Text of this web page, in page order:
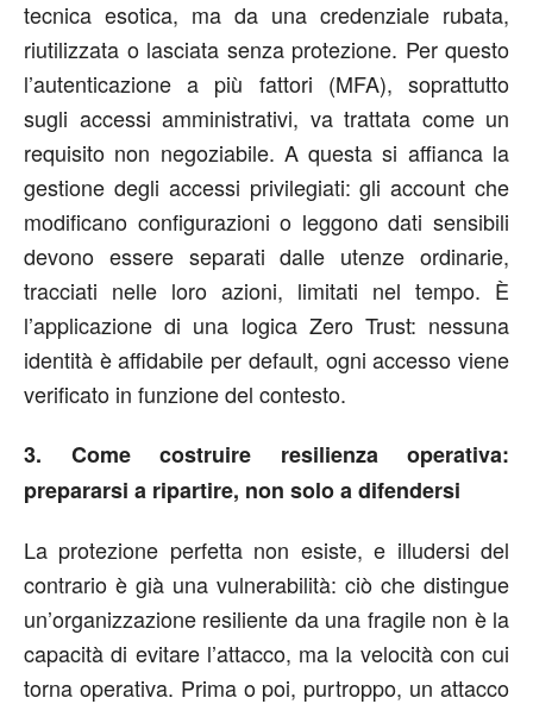
tecnica esotica, ma da una credenziale rubata,
riutilizzata o lasciata senza protezione. Per questo
l’autenticazione a più fattori (MFA), soprattutto
sugli accessi amministrativi, va trattata come un
requisito non negoziabile. A questa si affianca la
gestione degli accessi privilegiati: gli account che
modificano configurazioni o leggono dati sensibili
devono essere separati dalle utenze ordinarie,
tracciati nelle loro azioni, limitati nel tempo. È
l’applicazione di una logica Zero Trust: nessuna
identità è affidabile per default, ogni accesso viene
verificato in funzione del contesto.
3. Come costruire resilienza operativa:
prepararsi a ripartire, non solo a difendersi
La protezione perfetta non esiste, e illudersi del
contrario è già una vulnerabilità: ciò che distingue
un’organizzazione resiliente da una fragile non è la
capacità di evitare l’attacco, ma la velocità con cui
torna operativa. Prima o poi, purtroppo, un attacco